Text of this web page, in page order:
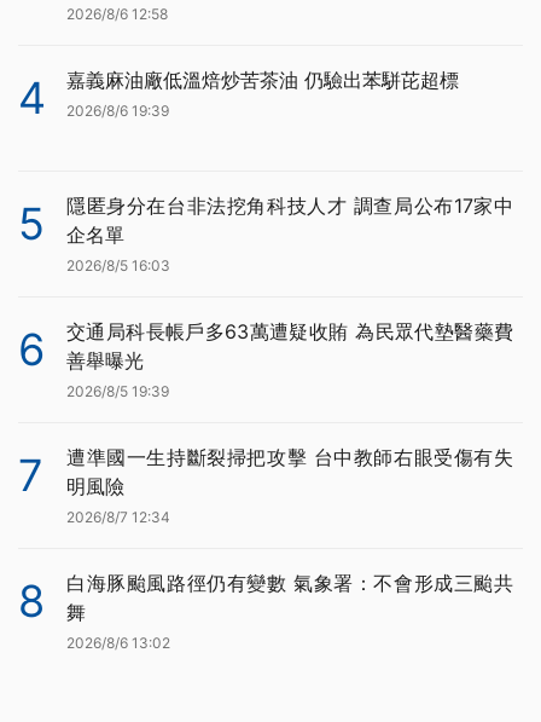
2026/8/6 12:58
4 嘉義麻油廠低溫焙炒苦茶油 仍驗出苯駢芘超標
2026/8/6 19:39
5
隱匿身分在台非法挖角科技人才 調查局公布17家中
企名單
2026/8/5 16:03
6
交通局科長帳戶多63萬遭疑收賄 為民眾代墊醫藥費
善舉曝光
2026/8/5 19:39
7
遭準國一生持斷裂掃把攻擊 台中教師右眼受傷有失
明風險
2026/8/7 12:34
8
白海豚颱風路徑仍有變數 氣象署：不會形成三颱共
舞
2026/8/6 13:02